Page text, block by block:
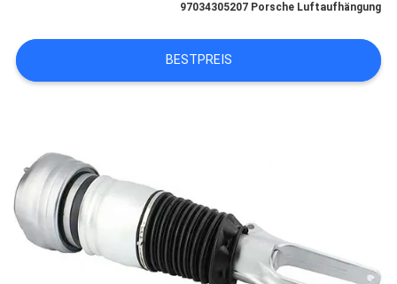
SIE
EIN
97034305207 Porsche Luftaufhängung
BESTPREIS